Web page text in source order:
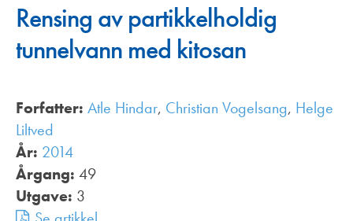
Rensing av partikkelholdig
tunnelvann med kitosan
Forfatter: Atle Hindar, Christian Vogelsang, Helge
Liltved
År: 2014
Årgang: 49
Utgave: 3